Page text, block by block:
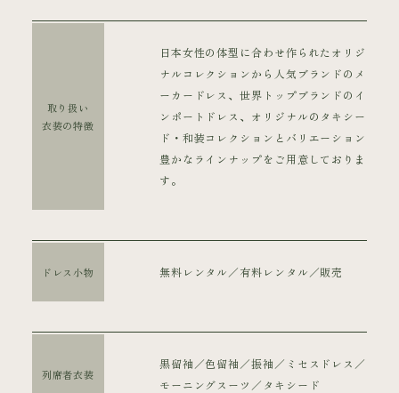
取り扱い
衣装の特徴
日本女性の体型に合わせ作られたオリジ
ナルコレクションから人気ブランドのメ
ーカードレス、世界トップブランドのイ
ンポートドレス、オリジナルのタキシー
ド・和装コレクションとバリエーション
豊かなラインナップをご用意しておりま
す。
ドレス小物 無料レンタル／有料レンタル／販売
列席者衣装
黒留袖／色留袖／振袖／ミセスドレス／
モーニングスーツ／タキシード